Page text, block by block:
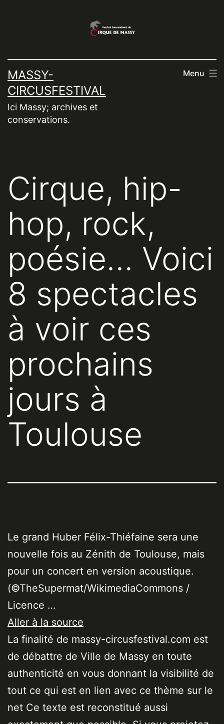
MASSY-
CIRCUSFESTIVAL
Ici Massy; archives et
conservations.
Menu
Cirque, hip-
hop, rock,
poésie… Voici
8 spectacles
à voir ces
prochains
jours à
Toulouse
Le grand Huber Félix-Thiéfaine sera une
nouvelle fois au Zénith de Toulouse, mais
pour un concert en version acoustique.
(©TheSupermat/WikimediaCommons /
Licence …
Aller à la source
La finalité de massy-circusfestival.com est
de débattre de Ville de Massy en toute
authenticité en vous donnant la visibilité de
tout ce qui est en lien avec ce thème sur le
net Ce texte est reconstitué aussi